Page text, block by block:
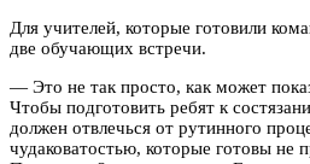
Для учителей, которые готовили
две обучающих встречи.
— Это не так просто, как может
Чтобы подготовить ребят к
должен отвлечься от рутинного
чудаковатостью, которые готовы не